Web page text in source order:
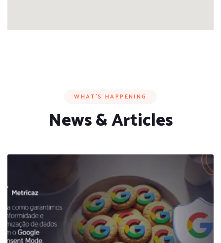
WHAT’S HAPPENING
News & Articles